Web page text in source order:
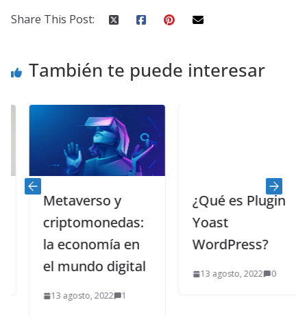
Share This Post:
También te puede interesar
Metaverso y
criptomonedas:
la economía en
el mundo digital
13 agosto, 2022 1
WordPress?
13 agosto, 2022